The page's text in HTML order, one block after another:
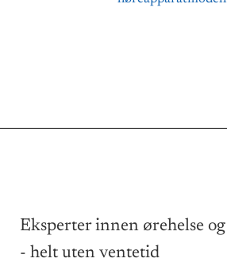
Eksperter innen ørehelse
- helt uten ventetid